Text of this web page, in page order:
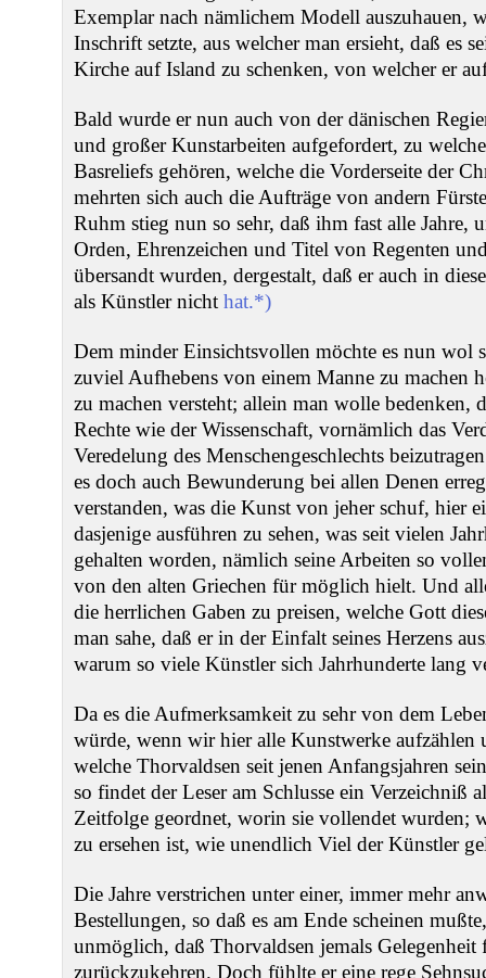
Exemplar nach nämlichem Modell auszuhauen,
Inschrift setzte, aus welcher man ersieht, daß es
Kirche auf Island zu schenken, von welcher er
Bald wurde er nun auch von der dänischen
und großer Kunstarbeiten aufgefordert, zu
Basreliefs gehören, welche die Vorderseite der
mehrten sich auch die Aufträge von andern
Ruhm stieg nun so sehr, daß ihm fast alle Jahre,
Orden, Ehrenzeichen und Titel von Regenten
übersandt wurden, dergestalt, daß er auch in
als Künstler nicht hat.*)
Dem minder Einsichtsvollen möchte es nun wol
zuviel Aufhebens von einem Manne zu machen
zu machen versteht; allein man wolle bedenken,
Rechte wie der Wissenschaft, vornämlich das
Veredelung des Menschengeschlechts
es doch auch Bewunderung bei allen Denen
verstanden, was die Kunst von jeher schuf, hier
dasjenige ausführen zu sehen, was seit vielen
gehalten worden, nämlich seine Arbeiten so
von den alten Griechen für möglich hielt. Und
die herrlichen Gaben zu preisen, welche Gott
man sahe, daß er in der Einfalt seines Herzens
warum so viele Künstler sich Jahrhunderte lang
Da es die Aufmerksamkeit zu sehr von dem
würde, wenn wir hier alle Kunstwerke aufzählen
welche Thorvaldsen seit jenen Anfangsjahren
so findet der Leser am Schlusse ein Verzeichniß
Zeitfolge geordnet, worin sie vollendet wurden;
zu ersehen ist, wie unendlich Viel der Künstler
Die Jahre verstrichen unter einer, immer mehr
Bestellungen, so daß es am Ende scheinen
unmöglich, daß Thorvaldsen jemals
zurückzukehren. Doch fühlte er eine rege